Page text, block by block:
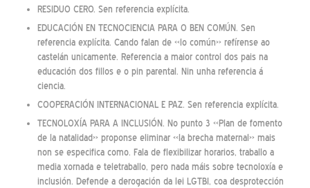
RESIDUO CERO. Sen referencia explícita.
EDUCACIÓN EN TECNOCIENCIA PARA O BEN COMÚN. Sen
referencia explícita. Cando falan de «lo común» refírense ao
castelán unicamente. Referencia a maior control dos pais na
educación dos fillos e o pin parental. Nin unha referencia á
ciencia.
COOPERACIÓN INTERNACIONAL E PAZ. Sen referencia explícita.
TECNOLOXÍA PARA A INCLUSIÓN. No punto 3 «Plan de fomento
de la natalidad» proponse eliminar «la brecha maternal» mais
non se especifica como. Fala de flexibilizar horarios, traballo a
media xornada e teletraballo, pero nada máis sobre tecnoloxía e
inclusión. Defende a derogación da lei LGTBI, coa desprotección